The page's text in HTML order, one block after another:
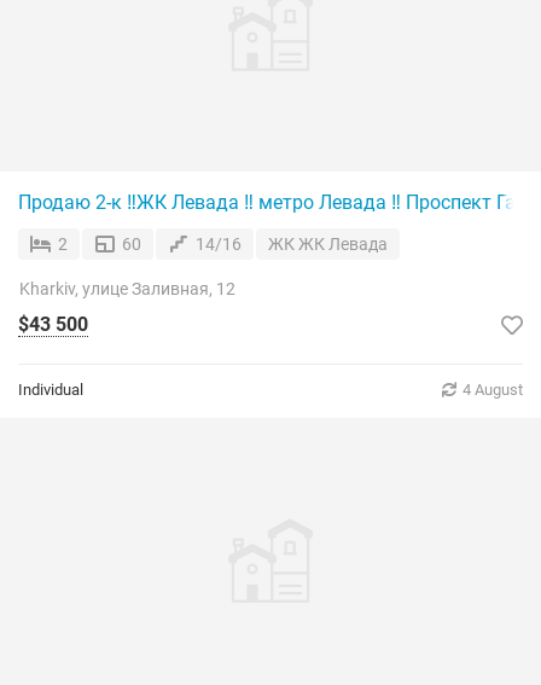
Продаю 2-к ‼️ЖК Левада ‼️ метро Левада ‼️ Проспект
2 60 14/16 ЖК ЖК Левада
Kharkiv, улице Заливная, 12
$43 500
Individual 4 August